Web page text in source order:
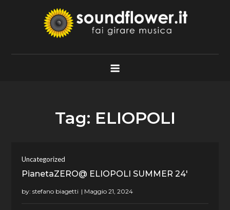
Soundflower.it
Fai Girare Musica
Tag: ELIOPOLI
Uncategorized
PianetaZERO@ ELIOPOLI SUMMER 24′
by:stefano biagetti